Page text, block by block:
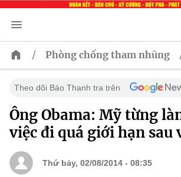
/ Phòng chống tham nhũng
Theo dõi Báo Thanh tra trên
Ông Obama: Mỹ từng
việc đi quá giới hạn sau
Thứ bảy, 02/08/2014 - 08:35